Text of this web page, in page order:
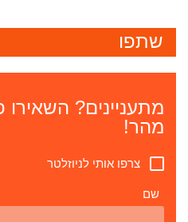
שתפו
מתעניינים? השאירו
מהר!
צרפו אותי לניוזלטר
שם